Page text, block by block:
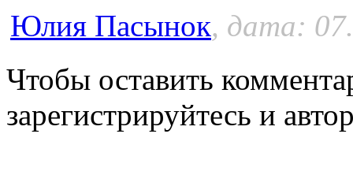
Юлия Пасынок, дата:
Чтобы оставить
зарегистрируйтесь и